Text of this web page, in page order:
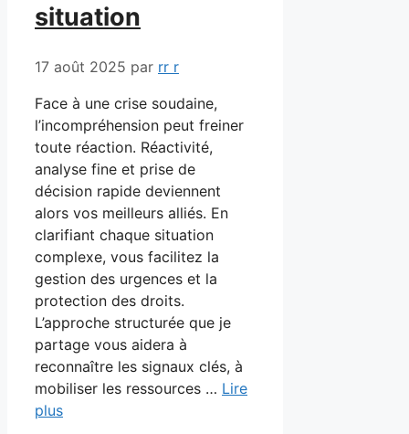
situation
17 août 2025 par rr r
Face à une crise soudaine,
l’incompréhension peut freiner
toute réaction. Réactivité,
analyse fine et prise de
décision rapide deviennent
alors vos meilleurs alliés. En
clarifiant chaque situation
complexe, vous facilitez la
gestion des urgences et la
protection des droits.
L’approche structurée que je
partage vous aidera à
reconnaître les signaux clés, à
mobiliser les ressources … Lire
plus